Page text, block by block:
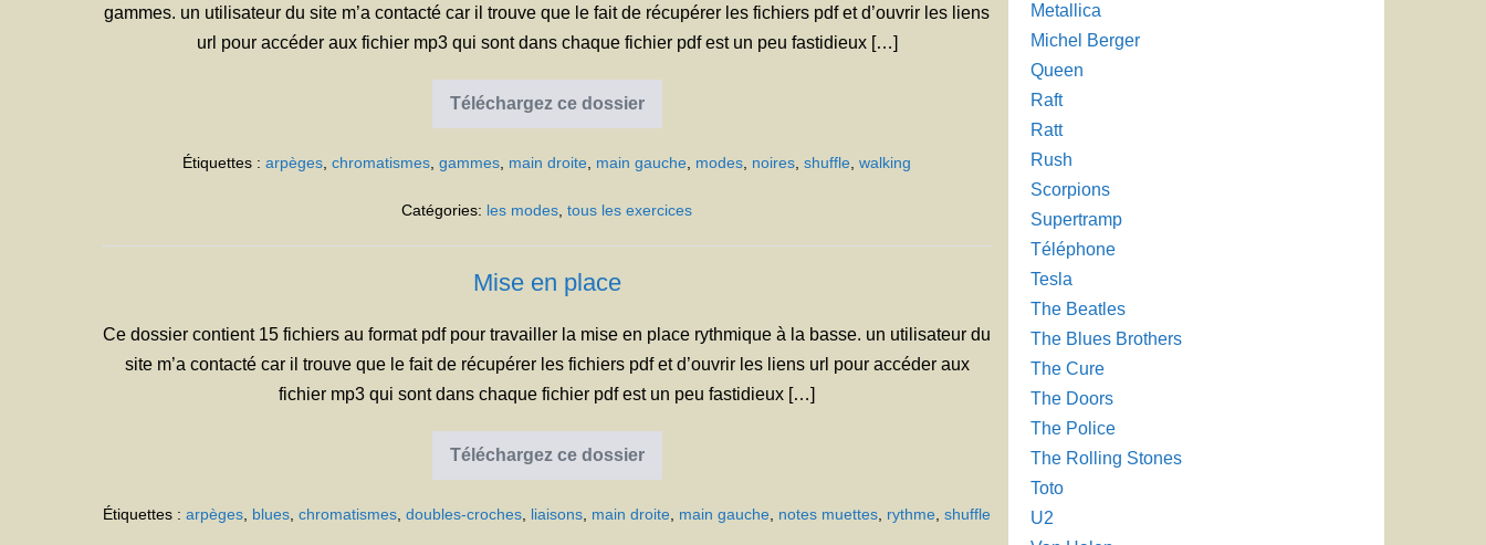
gammes. un utilisateur du site m’a contacté car il trouve que le fait de récupérer les fichiers pdf et d’ouvrir les liens
url pour accéder aux fichier mp3 qui sont dans chaque fichier pdf est un peu fastidieux […]
Téléchargez ce dossier
Les
modes
Étiquettes : arpèges ,chromatismes ,gammes main droite main gauche modes noires ,shuffle ,walking
Catégories: les modes ,tous les exercices
Mise en place
Ce dossier contient 15 fichiers au format pdf pour travailler la mise en place rythmique à la basse. un utilisateur du
site m’a contacté car il trouve que le fait de récupérer les fichiers pdf et d’ouvrir les liens url pour accéder aux
fichier mp3 qui sont dans chaque fichier pdf est un peu fastidieux […]
Téléchargez ce dossier
Mise
en
Étiquettes : arpèges blues ,chromatismes ,doubles-croches liaisons main droite main gauche notes muettes rythme ,shuffle
Metallica
Michel Berger
Queen
Raft
Ratt
Rush
Scorpions
Supertramp
Téléphone
Tesla
The Beatles
The Blues Brothers
The Cure
The Doors
The Police
The Rolling Stones
Toto
U2